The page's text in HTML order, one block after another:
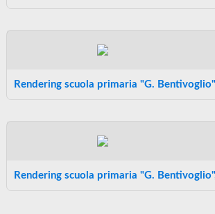
Rendering scuola primaria "G. Bentivoglio"
Rendering scuola primaria "G.